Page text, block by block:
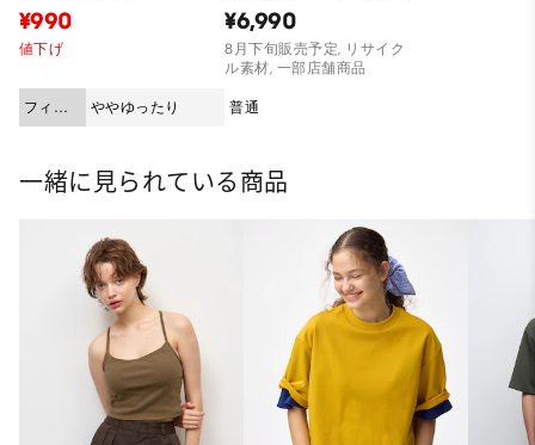
¥990
値下げ
フィッ
ト
ややゆったり
¥6,990
8月下旬販売予定, リサイク
ル素材, 一部店舗商品
普通
一緒に見られている商品